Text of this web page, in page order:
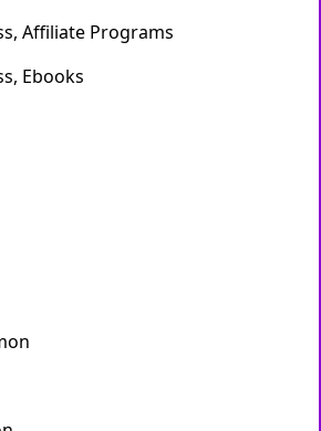
Affiliate Programs
Ebooks